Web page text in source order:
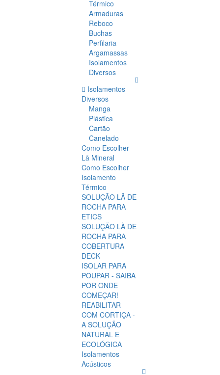
Térmico
Armaduras
Reboco
Buchas
Perfilaria
Argamassas
Isolamentos
Diversos
Isolamentos
Diversos
Manga
Plástica
Cartão
Canelado
Como Escolher
Lã Mineral
Como Escolher
Isolamento
Térmico
SOLUÇÃO LÃ DE
ROCHA PARA
ETICS
SOLUÇÃO LÃ DE
ROCHA PARA
COBERTURA
DECK
ISOLAR PARA
POUPAR - SAIBA
POR ONDE
COMEÇAR!
REABILITAR
COM CORTIÇA -
A SOLUÇÃO
NATURAL E
ECOLÓGICA
Isolamentos
Acústicos